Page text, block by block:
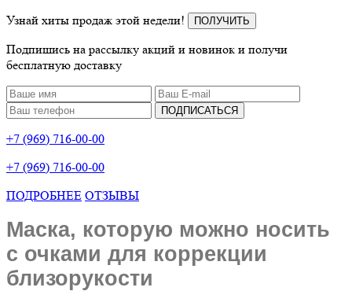
Узнай хиты продаж этой недели!
ПОЛУЧИТЬ
Подпишись на рассылку акций и новинок и получи
бесплатную доставку
ПОДПИСАТЬСЯ
+7 (969) 716-00-00
+7 (969) 716-00-00
ПОДРОБНЕЕ ОТЗЫВЫ
Маска, которую можно носить
с очками для коррекции
близорукости